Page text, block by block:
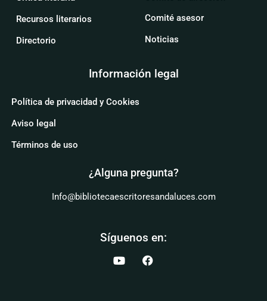
Recursos literarios
Directorio
Comité asesor
Noticias
Información legal
Política de privacidad y Cookies
Aviso legal
Términos de uso
¿Alguna pregunta?
Info@bibliotecaescritoresandaluces.com
Síguenos en: